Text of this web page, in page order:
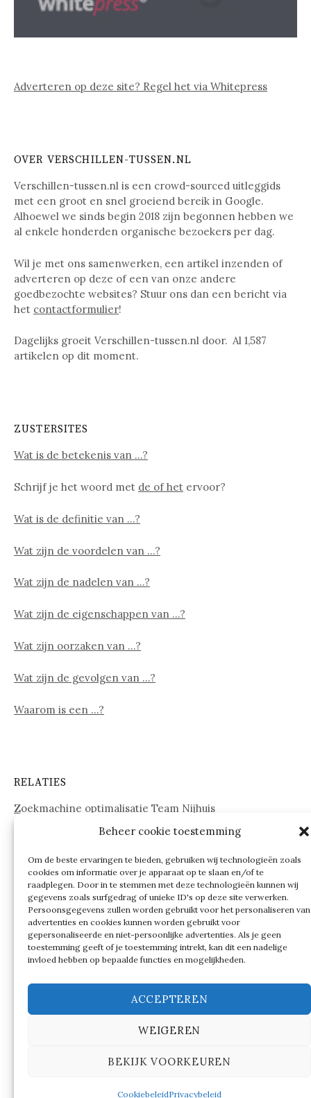
Beheer cookie toestemming
Om de beste ervaringen te bieden, gebruiken wij technologieën zoals
cookies om informatie over je apparaat op te slaan en/of te
raadplegen. Door in te stemmen met deze technologieën kunnen wij
gegevens zoals surfgedrag of unieke ID's op deze site verwerken.
Persoonsgegevens zullen worden gebruikt voor het personaliseren van
advertenties en cookies kunnen worden gebruikt voor
gepersonaliseerde en niet-persoonlijke advertenties. Als je geen
toestemming geeft of je toestemming intrekt, kan dit een nadelige
invloed hebben op bepaalde functies en mogelijkheden.
ACCEPTEREN
WEIGEREN
BEKIJK VOORKEUREN
CookiebeleidPrivacybeleid
Adverteren op deze site? Regel het via Whitepress
OVER VERSCHILLEN-TUSSEN.NL
Verschillen-tussen.nl is een crowd-sourced uitleggids
met een groot en snel groeiend bereik in Google.
Alhoewel we sinds begin 2018 zijn begonnen hebben we
al enkele honderden organische bezoekers per dag.
Wil je met ons samenwerken, een artikel inzenden of
adverteren op deze of een van onze andere
goedbezochte websites? Stuur ons dan een bericht via
het contactformulier!
Dagelijks groeit Verschillen-tussen.nl door. Al 1,587
artikelen op dit moment.
ZUSTERSITES
Wat is de betekenis van …?
Schrijf je het woord met de of het ervoor?
Wat is de definitie van …?
Wat zijn de voordelen van …?
Wat zijn de nadelen van …?
Wat zijn de eigenschappen van …?
Wat zijn oorzaken van …?
Wat zijn de gevolgen van …?
Waarom is een …?
RELATIES
Zoekmachine optimalisatie Team Nijhuis
Ondersteund doorWordPress |Thema:Graphy